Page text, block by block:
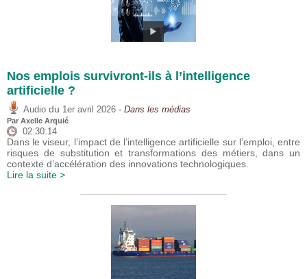
Nos emplois survivront-ils à l’intelligence
artificielle ?
Audio du 1er avril 2026 - Dans les médias
Par Axelle Arquié
02:30:14
Dans le viseur, l’impact de l’intelligence artificielle sur l’emploi, entre
risques de substitution et transformations des métiers, dans un
contexte d’accélération des innovations technologiques.
Lire la suite >